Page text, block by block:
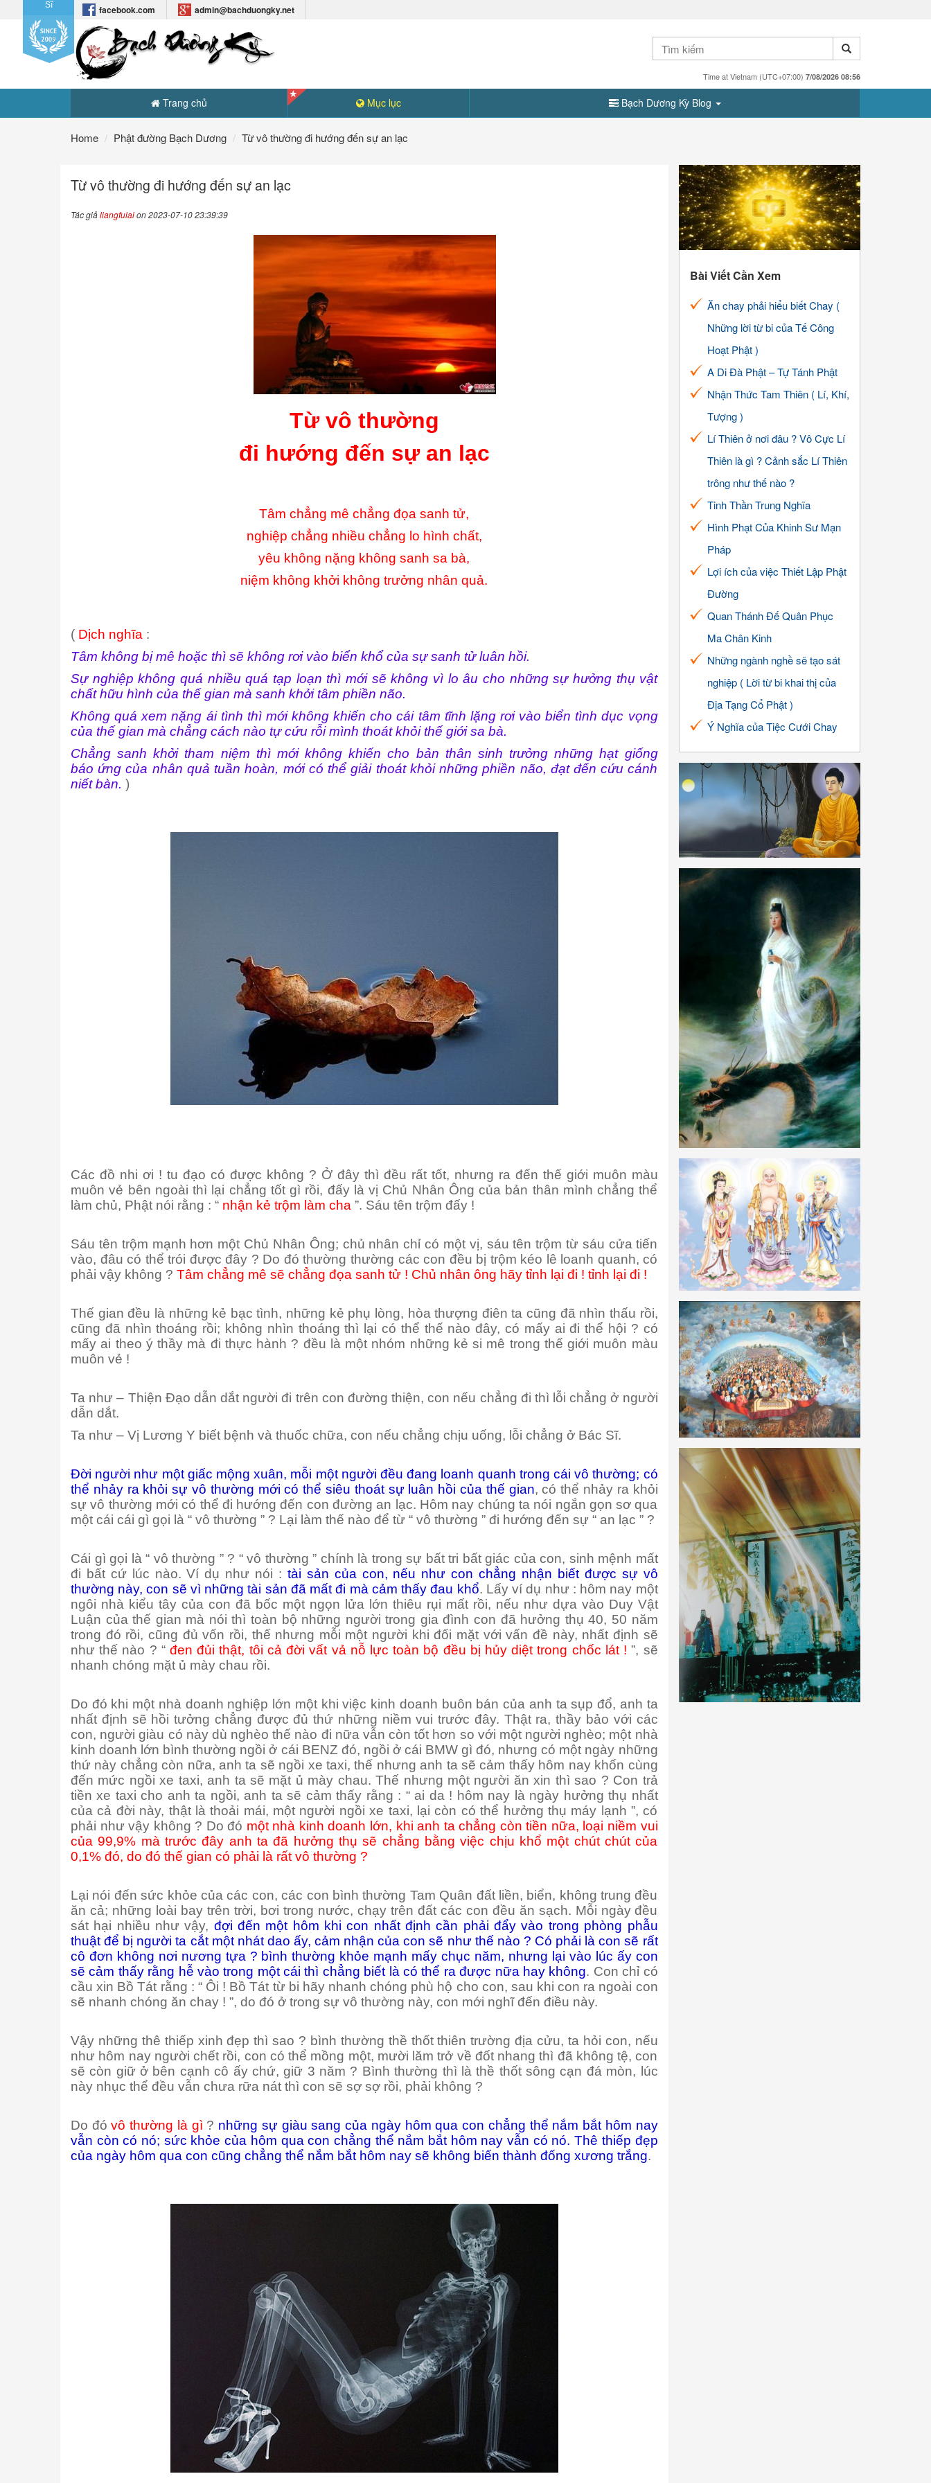
Sĩ facebook.com admin@bachduongky.net
Time at Vietnam (UTC+07:00) 7/08/2026 08:56
Trang chủ Mục lục Bạch Dương Kỳ Blog
Home Phật đường Bạch Dương Từ vô thường đi hướng đến sự an lạc
Từ vô thường đi hướng đến sự an lạc
Tác giảliangfulaion 2023-07-10 23:39:39
Từ vô thường
đi hướng đến sự an lạc
Tâm chẳng mê chẳng đọa sanh tử,
nghiệp chẳng nhiều chẳng lo hình chất,
yêu không nặng không sanh sa bà,
niệm không khởi không trưởng nhân quả.
( Dịch nghĩa :
Tâm không bị mê hoặc thì sẽ không rơi vào biển khổ của sự sanh tử luân hồi.
Sự nghiệp không quá nhiều quá tạp loạn thì mới sẽ không vì lo âu cho những sự hưởng thụ vật
chất hữu hình của thế gian mà sanh khởi tâm phiền não.
Không quá xem nặng ái tình thì mới không khiến cho cái tâm tĩnh lặng rơi vào biển tình dục vọng
của thế gian mà chẳng cách nào tự cứu rỗi mình thoát khỏi thế giới sa bà.
Chẳng sanh khởi tham niệm thì mới không khiến cho bản thân sinh trưởng những hạt giống
báo ứng của nhân quả tuần hoàn, mới có thể giải thoát khỏi những phiền não, đạt đến cứu cánh
niết bàn. )
Các đồ nhi ơi ! tu đạo có được không ? Ở đây thì đều rất tốt, nhưng ra đến thế giới muôn màu
muôn vẻ bên ngoài thì lại chẳng tốt gì rồi, đấy là vị Chủ Nhân Ông của bản thân mình chẳng thể
làm chủ, Phật nói rằng : “ nhận kẻ trộm làm cha ”. Sáu tên trộm đấy !
Sáu tên trộm mạnh hơn một Chủ Nhân Ông; chủ nhân chỉ có một vị, sáu tên trộm từ sáu cửa tiến
vào, đâu có thể trói được đây ? Do đó thường thường các con đều bị trộm kéo lê loanh quanh, có
phải vậy không ? Tâm chẳng mê sẽ chẳng đọa sanh tử ! Chủ nhân ông hãy tỉnh lại đi ! tỉnh lại đi !
Thế gian đều là những kẻ bạc tình, những kẻ phụ lòng, hòa thượng điên ta cũng đã nhìn thấu rồi,
cũng đã nhìn thoáng rồi; không nhìn thoáng thì lại có thể thế nào đây, có mấy ai đi thể hội ? có
mấy ai theo ý thầy mà đi thực hành ? đều là một nhóm những kẻ si mê trong thế giới muôn màu
muôn vẻ !
Ta như – Thiện Đạo dẫn dắt người đi trên con đường thiện, con nếu chẳng đi thì lỗi chẳng ở người
dẫn dắt.
Ta như – Vị Lương Y biết bệnh và thuốc chữa, con nếu chẳng chịu uống, lỗi chẳng ở Bác Sĩ.
Đời người như một giấc mộng xuân, mỗi một người đều đang loanh quanh trong cái vô thường; có
thể nhảy ra khỏi sự vô thường mới có thể siêu thoát sự luân hồi của thế gian, có thể nhảy ra khỏi
sự vô thường mới có thể đi hướng đến con đường an lạc. Hôm nay chúng ta nói ngắn gọn sơ qua
một cái cái gì gọi là “ vô thường ” ? Lại làm thế nào để từ “ vô thường ” đi hướng đến sự “ an lạc ” ?
Cái gì gọi là “ vô thường ” ? “ vô thường ” chính là trong sự bất tri bất giác của con, sinh mệnh mất
đi bất cứ lúc nào. Ví dụ như nói : tài sản của con, nếu như con chẳng nhận biết được sự vô
thường này, con sẽ vì những tài sản đã mất đi mà cảm thấy đau khổ. Lấy ví dụ như : hôm nay một
ngôi nhà kiểu tây của con đã bốc một ngọn lửa lớn thiêu rụi mất rồi, nếu như dựa vào Duy Vật
Luận của thế gian mà nói thì toàn bộ những người trong gia đình con đã hưởng thụ 40, 50 năm
trong đó rồi, cũng đủ vốn rồi, thế nhưng mỗi một người khi đối mặt với vấn đề này, nhất định sẽ
như thế nào ? “đen đủi thật, tôi cả đời vất vả nỗ lực toàn bộ đều bị hủy diệt trong chốc lát !”, sẽ
nhanh chóng mặt ủ mày chau rồi.
Do đó khi một nhà doanh nghiệp lớn một khi việc kinh doanh buôn bán của anh ta sụp đổ, anh ta
nhất định sẽ hồi tưởng chẳng được đủ thứ những niềm vui trước đây. Thật ra, thầy bảo với các
con, người giàu có này dù nghèo thế nào đi nữa vẫn còn tốt hơn so với một người nghèo; một nhà
kinh doanh lớn bình thường ngồi ở cái BENZ đó, ngồi ở cái BMW gì đó, nhưng có một ngày những
thứ này chẳng còn nữa, anh ta sẽ ngồi xe taxi, thế nhưng anh ta sẽ cảm thấy hôm nay khốn cùng
đến mức ngồi xe taxi, anh ta sẽ mặt ủ mày chau. Thế nhưng một người ăn xin thì sao ? Con trả
tiền xe taxi cho anh ta ngồi, anh ta sẽ cảm thấy rằng : “ ai da ! hôm nay là ngày hưởng thụ nhất
của cả đời này, thật là thoải mái, một người ngồi xe taxi, lại còn có thể hưởng thụ máy lạnh ”, có
phải như vậy không ? Do đó một nhà kinh doanh lớn, khi anh ta chẳng còn tiền nữa, loại niềm vui
của 99,9% mà trước đây anh ta đã hưởng thụ sẽ chẳng bằng việc chịu khổ một chút chút của
0,1% đó, do đó thế gian có phải là rất vô thường ?
Lại nói đến sức khỏe của các con, các con bình thường Tam Quân đất liền, biển, không trung đều
ăn cả; những loài bay trên trời, bơi trong nước, chạy trên đất các con đều ăn sạch. Mỗi ngày đều
sát hại nhiều như vậy, đợi đến một hôm khi con nhất định cần phải đẩy vào trong phòng phẫu
thuật để bị người ta cắt một nhát dao ấy, cảm nhận của con sẽ như thế nào ? Có phải là con sẽ rất
cô đơn không nơi nương tựa ? bình thường khỏe mạnh mấy chục năm, nhưng lại vào lúc ấy con
sẽ cảm thấy rằng hễ vào trong một cái thì chẳng biết là có thể ra được nữa hay không. Con chỉ có
cầu xin Bồ Tát rằng : “ Ôi ! Bồ Tát từ bi hãy nhanh chóng phù hộ cho con, sau khi con ra ngoài con
sẽ nhanh chóng ăn chay ! ”, do đó ở trong sự vô thường này, con mới nghĩ đến điều này.
Vậy những thê thiếp xinh đẹp thì sao ? bình thường thề thốt thiên trường địa cửu, ta hỏi con, nếu
như hôm nay người chết rồi, con có thể mồng một, mười lăm trở về đốt nhang thì đã không tệ, con
sẽ còn giữ ở bên cạnh cô ấy chứ, giữ 3 năm ? Bình thường thì là thề thốt sông cạn đá mòn, lúc
này nhục thể đều vẫn chưa rữa nát thì con sẽ sợ sợ rồi, phải không ?
Do đóvô thường là gì ? những sự giàu sang của ngày hôm qua con chẳng thể nắm bắt hôm nay
vẫn còn có nó; sức khỏe của hôm qua con chẳng thể nắm bắt hôm nay vẫn có nó. Thê thiếp đẹp
của ngày hôm qua con cũng chẳng thể nắm bắt hôm nay sẽ không biến thành đống xương trắng.
Bài Viết Cần Xem
Ăn chay phải hiểu biết Chay (
Những lời từ bi của Tế Công
Hoạt Phật )
A Di Đà Phật – Tự Tánh Phật
Nhận Thức Tam Thiên ( Lí, Khí,
Tượng )
Lí Thiên ở nơi đâu ? Vô Cực Lí
Thiên là gì ? Cảnh sắc Lí Thiên
trông như thế nào ?
Tinh Thần Trung Nghĩa
Hình Phạt Của Khinh Sư Mạn
Pháp
Lợi ích của việc Thiết Lập Phật
Đường
Quan Thánh Đế Quân Phục
Ma Chân Kinh
Những ngành nghề sẽ tạo sát
nghiệp ( Lời từ bi khai thị của
Địa Tạng Cổ Phật )
Ý Nghĩa của Tiệc Cưới Chay